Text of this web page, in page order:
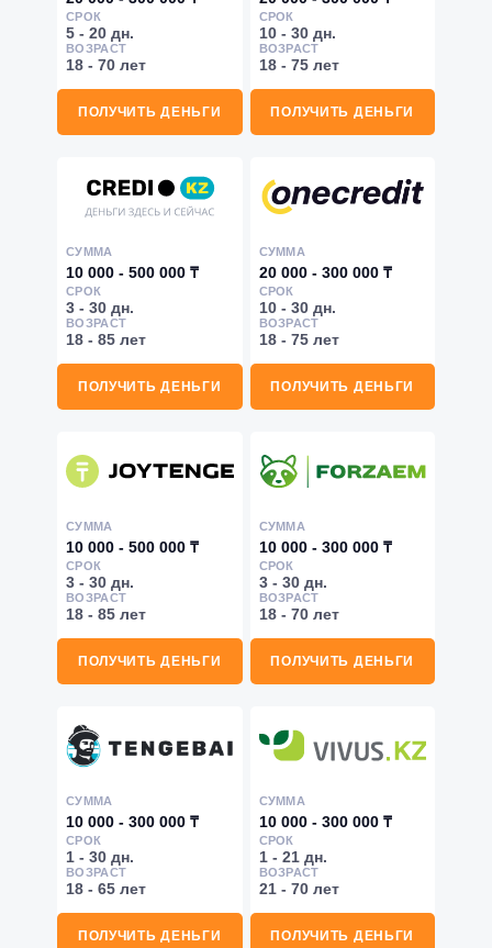
СРОК
5 - 20 дн.
ВОЗРАСТ
18 - 70 лет
ПОЛУЧИТЬ ДЕНЬГИ
СРОК
10 - 30 дн.
ВОЗРАСТ
18 - 75 лет
ПОЛУЧИТЬ ДЕНЬГИ
СУММА
10 000 - 500 000 ₸
СРОК
3 - 30 дн.
ВОЗРАСТ
18 - 85 лет
ПОЛУЧИТЬ ДЕНЬГИ
СУММА
20 000 - 300 000 ₸
СРОК
10 - 30 дн.
ВОЗРАСТ
18 - 75 лет
ПОЛУЧИТЬ ДЕНЬГИ
СУММА
10 000 - 500 000 ₸
СРОК
3 - 30 дн.
ВОЗРАСТ
18 - 85 лет
ПОЛУЧИТЬ ДЕНЬГИ
СУММА
10 000 - 300 000 ₸
СРОК
3 - 30 дн.
ВОЗРАСТ
18 - 70 лет
ПОЛУЧИТЬ ДЕНЬГИ
СУММА
10 000 - 300 000 ₸
СРОК
1 - 30 дн.
ВОЗРАСТ
18 - 65 лет
ПОЛУЧИТЬ ДЕНЬГИ
СУММА
10 000 - 300 000 ₸
СРОК
1 - 21 дн.
ВОЗРАСТ
21 - 70 лет
ПОЛУЧИТЬ ДЕНЬГИ